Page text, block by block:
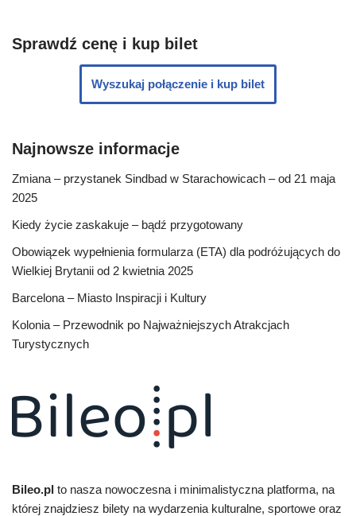
Sprawdź cenę i kup bilet
Wyszukaj połączenie i kup bilet
Najnowsze informacje
Zmiana – przystanek Sindbad w Starachowicach – od 21 maja
2025
Kiedy życie zaskakuje – bądź przygotowany
Obowiązek wypełnienia formularza (ETA) dla podróżujących do
Wielkiej Brytanii od 2 kwietnia 2025
Barcelona – Miasto Inspiracji i Kultury
Kolonia – Przewodnik po Najważniejszych Atrakcjach
Turystycznych
Bileo.pl to nasza nowoczesna i minimalistyczna platforma, na
której znajdziesz bilety na wydarzenia kulturalne, sportowe oraz